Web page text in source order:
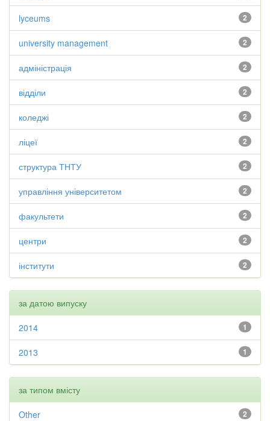
2
lyceums
2
university management
2
адміністрація
2
відділи
2
коледжі
2
ліцеї
2
структура ТНТУ
2
управління університетом
2
факультети
2
центри
2
інститути
за датою випуску
1
2014
1
2013
за типом вмісту
2
Other